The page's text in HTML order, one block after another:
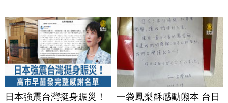
日本強震台灣挺身賑災！
一袋鳳梨酥感動熊本 台日